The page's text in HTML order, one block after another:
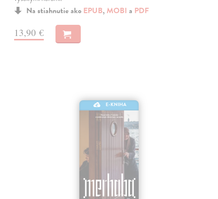
Na stiahnutie ako EPUB, MOBI a PDF
13,90 €
E-KNIHA